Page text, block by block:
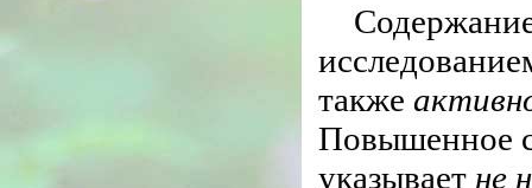
также
Повышенное
указывает не